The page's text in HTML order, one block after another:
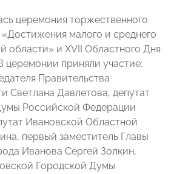
церемония торжественного
малого и среднего
области» и XVII Областного Дня
церемонии приняли участие:
Правительства
Светлана Давлетова, депутат
Российской Федерации
Ивановской Областной
первый заместитель Главы
Иванова Сергей Золкин,
Городской Думы